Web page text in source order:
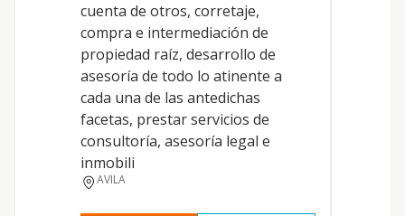
cuenta de otros, corretaje,
compra e intermediación de
propiedad raíz, desarrollo de
asesoría de todo lo atinente a
cada una de las antedichas
facetas, prestar servicios de
consultoría, asesoría legal e
inmobili
AVILA